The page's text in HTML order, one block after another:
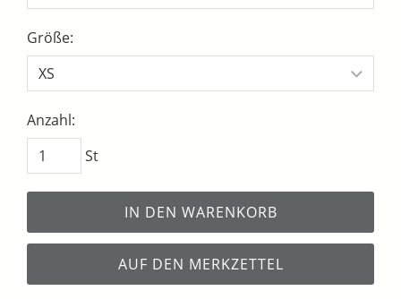
Größe:
Anzahl:
St
IN DEN WARENKORB
AUF DEN MERKZETTEL